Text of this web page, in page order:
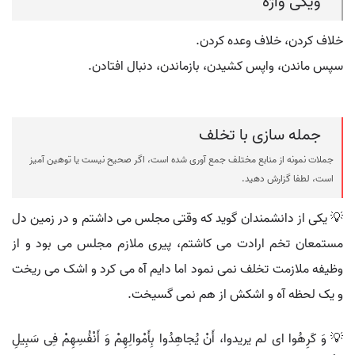
خلاف کردن، خلاف وعده کردن.
سپس ماندن، واپس کشیدن، بازماندن، دنبال افتادن.
جمله سازی با تخلف
جملات نمونه از منابع مختلف جمع آوری شده است، اگر صحیح نیست یا توهین آمیز
است، لطفا گزارش دهید.
💡 یکی از دانشمندان گوید که وقتی مجلس می داشتم و در زمین دل
مستمعان تخم ارادت می کاشتم، پیری ملازم مجلس می بود و از
وظیفه ملازمت تخلف نمی نمود اما دایم آه می کرد و اشک می ریخت
و یک لحظه آه و اشکش از هم نمی گسیخت.
💡 وَ کَرِهُوا ای لم یریدوا، أَنْ یُجاهِدُوا بِأَمْوالِهِمْ وَ أَنْفُسِهِمْ فِی سَبِیلِ